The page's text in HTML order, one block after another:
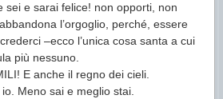
sei e sarai felice! non opporti, non
l’orgoglio, perché, essere
–ecco l’unica cosa santa a cui
più nessuno.
E anche il regno dei cieli.
Meno sai e meglio stai.